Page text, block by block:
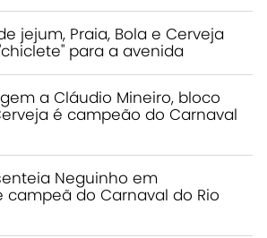
jejum, Praia, Bola e Cerveja
para a avenida
a Cláudio Mineiro, bloco
é campeão do Carnaval
Neguinho em
campeã do Carnaval do Rio